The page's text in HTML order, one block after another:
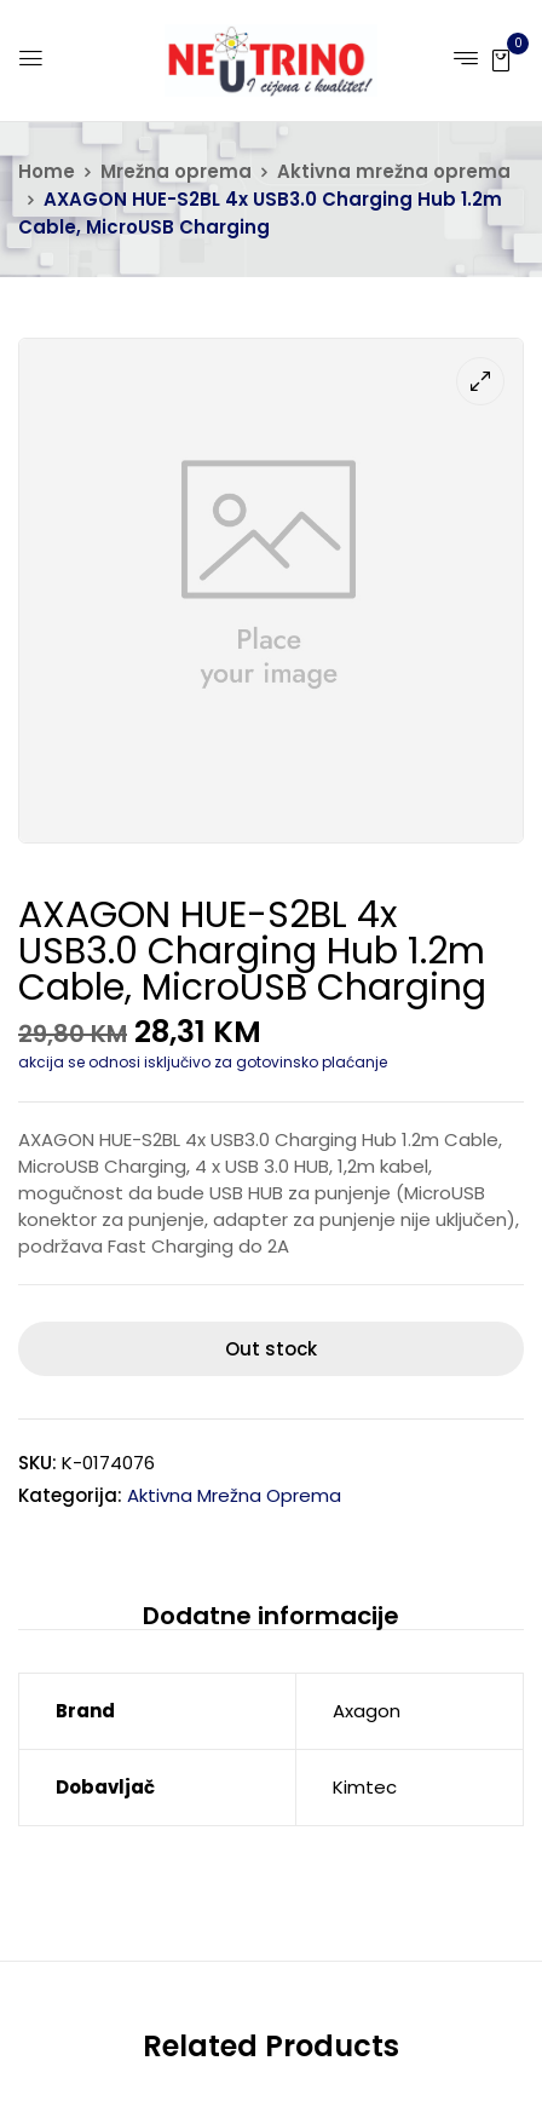
0
Home Mrežna oprema
Aktivna mrežna oprema
AXAGON HUE-S2BL 4x USB3.0 Charging Hub 1.2m
Cable, MicroUSB Charging
AXAGON HUE-S2BL 4x
USB3.0 Charging Hub 1.2m
Cable, MicroUSB Charging
29,80KM 28,31 KM
akcija se odnosi isključivo za gotovinsko plaćanje
AXAGON HUE-S2BL 4x USB3.0 Charging Hub 1.2m Cable,
MicroUSB Charging, 4 x USB 3.0 HUB, 1,2m kabel,
mogučnost da bude USB HUB za punjenje (MicroUSB
konektor za punjenje, adapter za punjenje nije uključen),
podržava Fast Charging do 2A
Out stock
SKU: K-0174076
Kategorija: Aktivna Mrežna Oprema
Dodatne informacije
Brand Axagon
Dobavljač Kimtec
Related Products